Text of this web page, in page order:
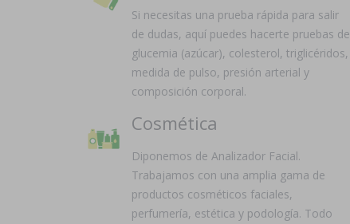
Si necesitas una prueba rápida para salir
de dudas, aquí puedes hacerte pruebas de
glucemia (azúcar), colesterol, triglicéridos,
medida de pulso, presión arterial y
composición corporal.
Cosmética
Diponemos de Analizador Facial.
Trabajamos con una amplia gama de
productos cosméticos faciales,
perfumería, estética y podología. Todo